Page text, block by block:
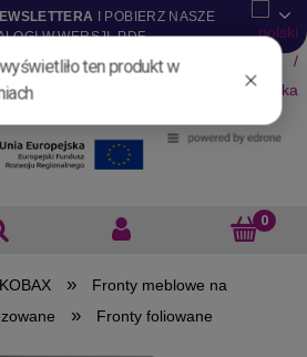
I POBIERZ NASZE
W WERSJI .PDF
Promocje Wyprzedaże
Blog
Materiały dla projektantów
»
Fronty meblowe na
» Fronty foliowane